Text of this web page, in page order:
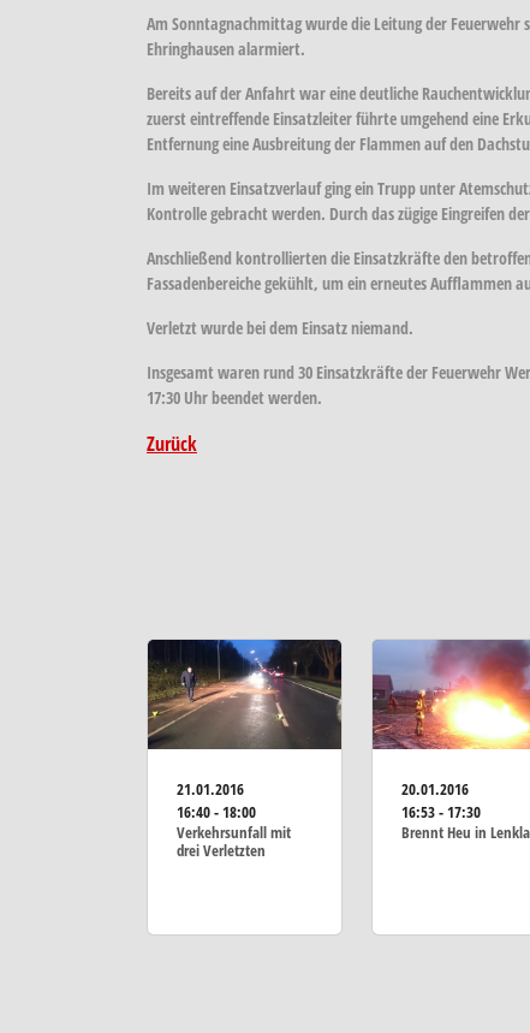
Am Sonntagnachmittag wurde die Leitung der
Ehringhausen alarmiert.
Bereits auf der Anfahrt war eine deutliche
zuerst eintreffende Einsatzleiter führte umgehend eine
Entfernung eine Ausbreitung der Flammen auf den
Im weiteren Einsatzverlauf ging ein Trupp unter
Kontrolle gebracht werden. Durch das zügige Eingreifen
Anschließend kontrollierten die Einsatzkräfte den
Fassadenbereiche gekühlt, um ein erneutes Aufflammen
Verletzt wurde bei dem Einsatz niemand.
Insgesamt waren rund 30 Einsatzkräfte der Feuerwehr
17:30 Uhr beendet werden.
Zurück
21.01.2016
16:40 - 18:00
Verkehrsunfall mit
drei Verletzten
20.01.2016
16:53 - 17:30
Brennt Heu in